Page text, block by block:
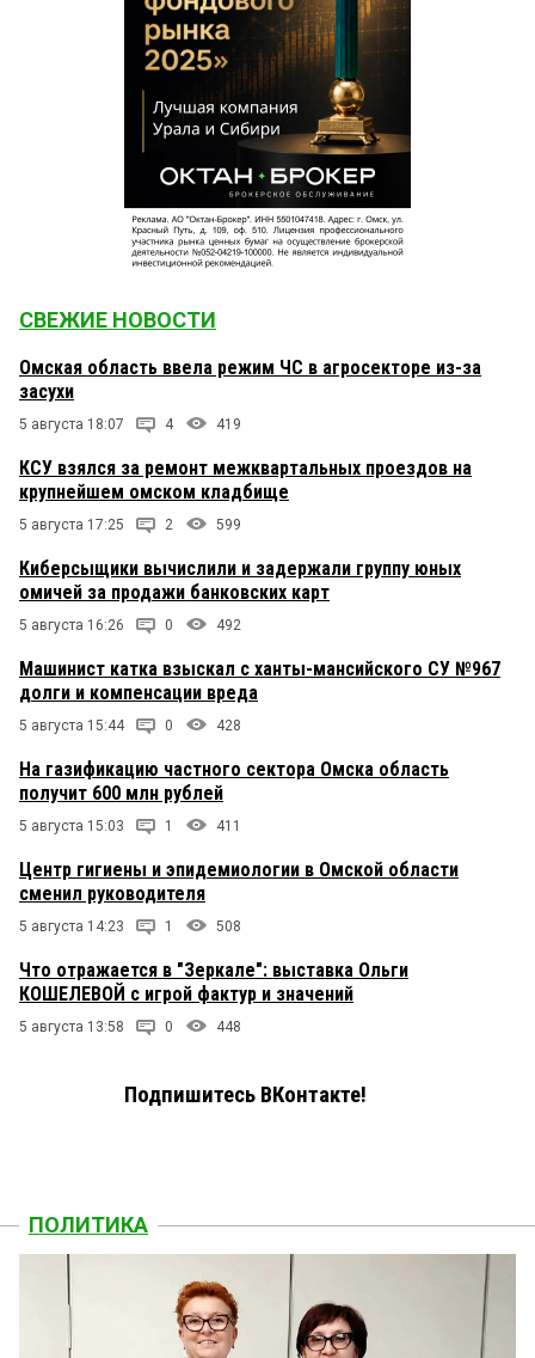
СВЕЖИЕ НОВОСТИ
Омская область ввела режим ЧС в агросекторе из-за
засухи
5 августа 18:07 4 419
КСУ взялся за ремонт межквартальных проездов на
крупнейшем омском кладбище
5 августа 17:25 2 599
Киберсыщики вычислили и задержали группу юных
омичей за продажи банковских карт
5 августа 16:26 0 492
Машинист катка взыскал с ханты-мансийского СУ №967
долги и компенсации вреда
5 августа 15:44 0 428
На газификацию частного сектора Омска область
получит 600 млн рублей
5 августа 15:03 1 411
Центр гигиены и эпидемиологии в Омской области
сменил руководителя
5 августа 14:23 1 508
Что отражается в "Зеркале": выставка Ольги
КОШЕЛЕВОЙ с игрой фактур и значений
5 августа 13:58 0 448
Подпишитесь ВКонтакте!
ПОЛИТИКА